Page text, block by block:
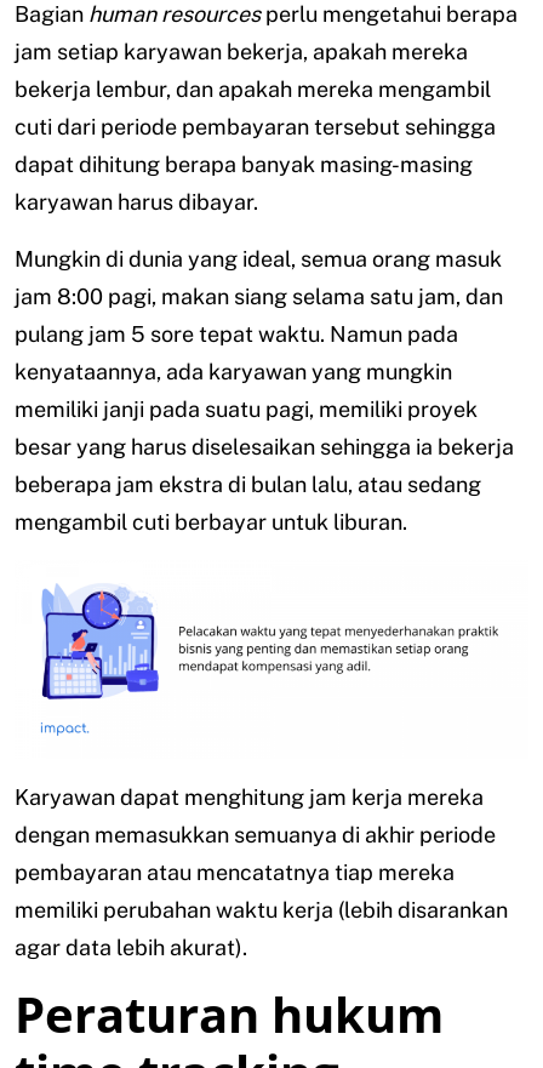
Bagian human resourcesperlu mengetahui berapa
jam setiap karyawan bekerja, apakah mereka
bekerja lembur, dan apakah mereka mengambil
cuti dari periode pembayaran tersebut sehingga
dapat dihitung berapa banyak masing-masing
karyawan harus dibayar.
Mungkin di dunia yang ideal, semua orang masuk
jam 8:00 pagi, makan siang selama satu jam, dan
pulang jam 5 sore tepat waktu. Namun pada
kenyataannya, ada karyawan yang mungkin
memiliki janji pada suatu pagi, memiliki proyek
besar yang harus diselesaikan sehingga ia bekerja
beberapa jam ekstra di bulan lalu, atau sedang
mengambil cuti berbayar untuk liburan.
Karyawan dapat menghitung jam kerja mereka
dengan memasukkan semuanya di akhir periode
pembayaran atau mencatatnya tiap mereka
memiliki perubahan waktu kerja (lebih disarankan
agar data lebih akurat).
Peraturan hukum